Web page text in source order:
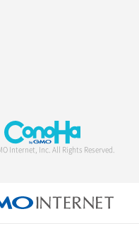
Internet, Inc. All Rights Reserved.